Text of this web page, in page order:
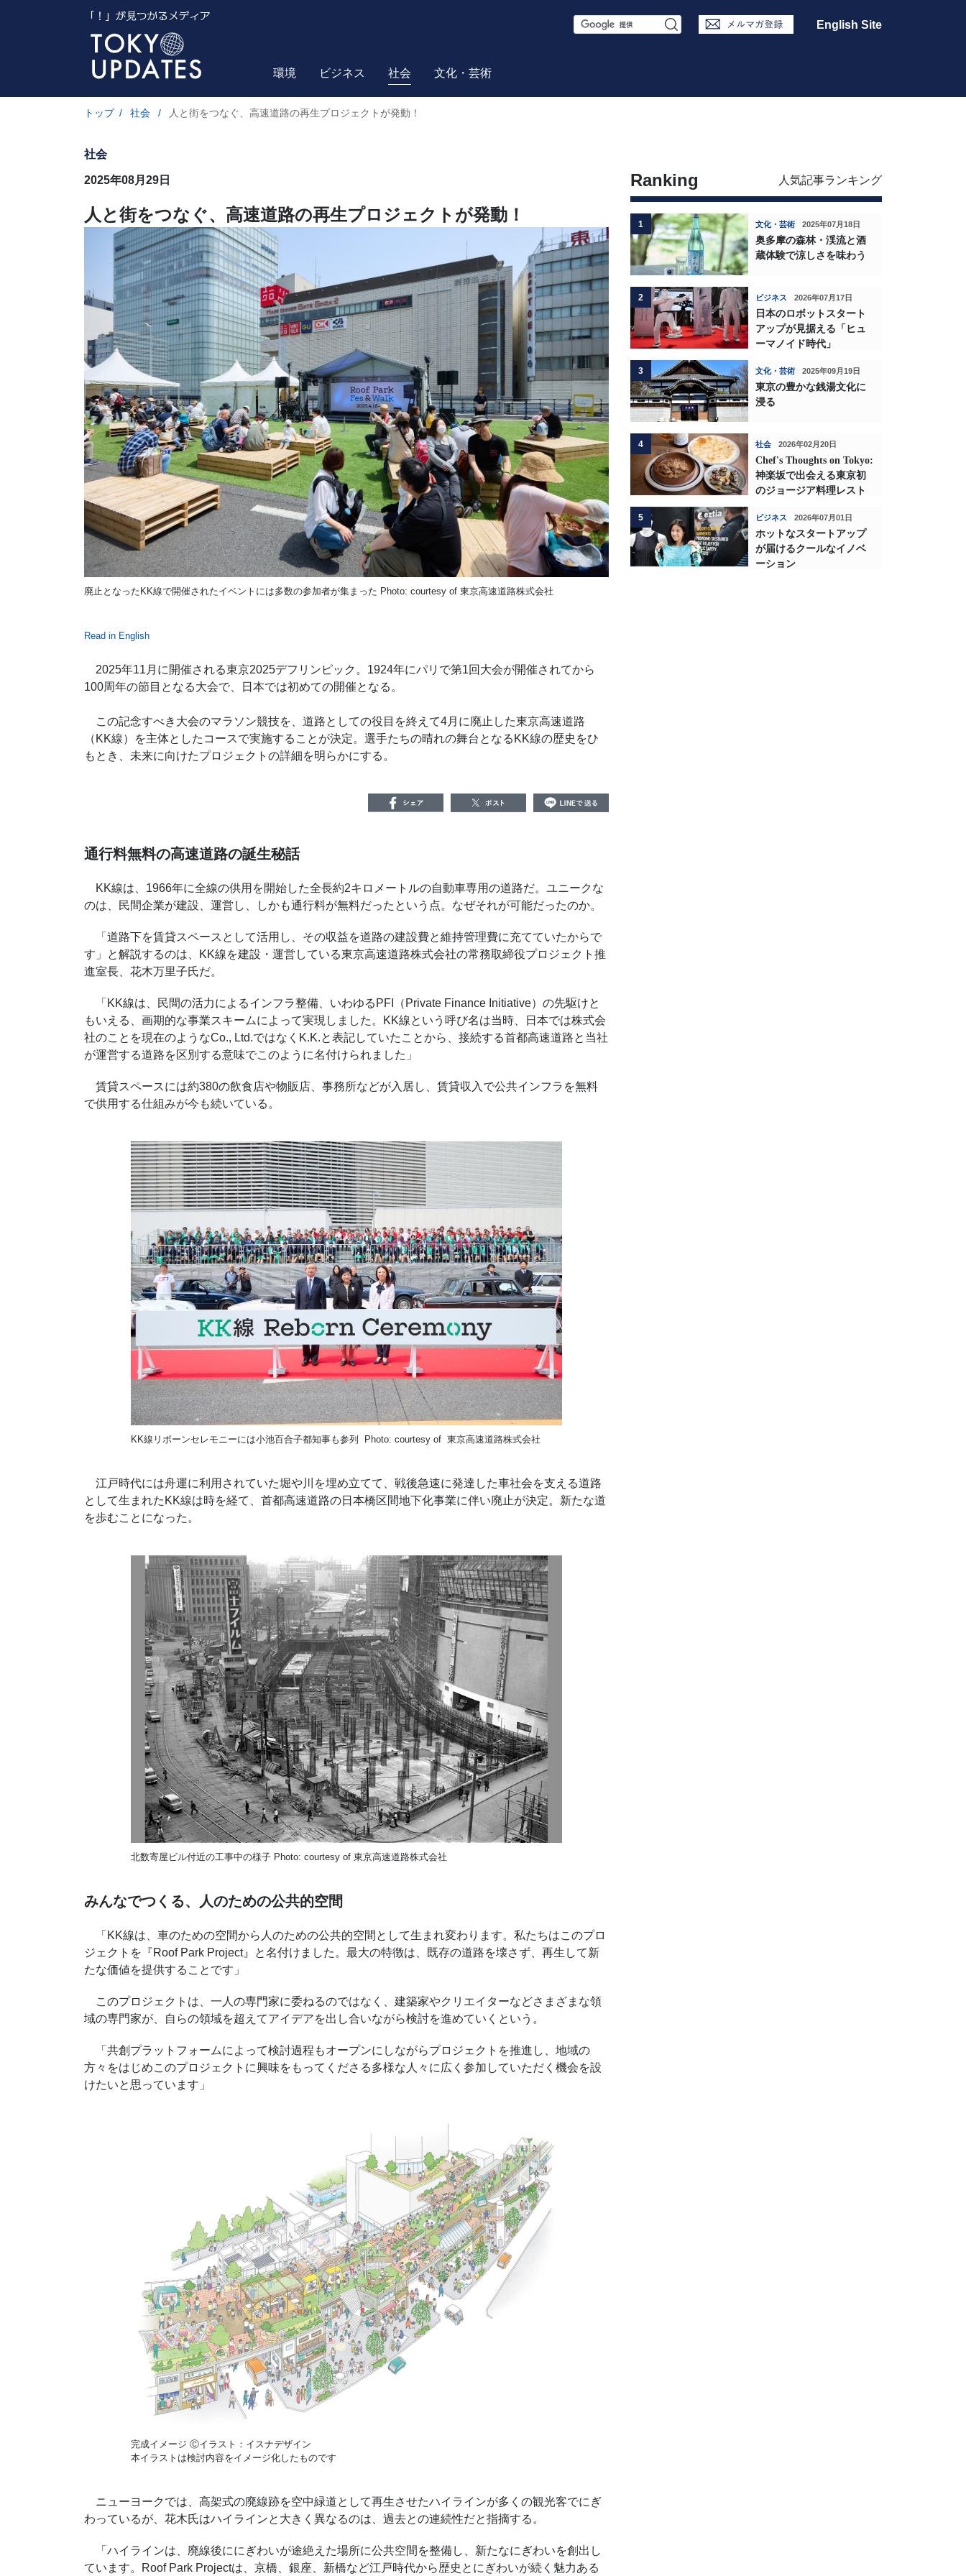
S
r
English Site
環境 ビジネス 社会 文化・芸術
トップ / 社会 / 人と街をつなぐ、高速道路の再生プロジェクトが発動！
社会
2025年08月29日
人と街をつなぐ、高速道路の再生プロジェクトが発動！
廃止となったKK線で開催されたイベントには多数の参加者が集まった Photo: courtesy of 東京高速道路株式会社
Read in English
2025年11月に開催される東京2025デフリンピック。1924年にパリで第1回大会が開催されてから
100周年の節目となる大会で、日本では初めての開催となる。
この記念すべき大会のマラソン競技を、道路としての役目を終えて4月に廃止した東京高速道路
（KK線）を主体としたコースで実施することが決定。選手たちの晴れの舞台となるKK線の歴史をひ
もとき、未来に向けたプロジェクトの詳細を明らかにする。
通行料無料の高速道路の誕生秘話
KK線は、1966年に全線の供用を開始した全長約2キロメートルの自動車専用の道路だ。ユニークな
のは、民間企業が建設、運営し、しかも通行料が無料だったという点。なぜそれが可能だったのか。
「道路下を賃貸スペースとして活用し、その収益を道路の建設費と維持管理費に充てていたからで
す」と解説するのは、KK線を建設・運営している東京高速道路株式会社の常務取締役プロジェクト推
進室長、花木万里子氏だ。
「KK線は、民間の活力によるインフラ整備、いわゆるPFI（Private Finance Initiative）の先駆けと
もいえる、画期的な事業スキームによって実現しました。KK線という呼び名は当時、日本では株式会
社のことを現在のようなCo., Ltd.ではなくK.K.と表記していたことから、接続する首都高速道路と当社
が運営する道路を区別する意味でこのように名付けられました」
賃貸スペースには約380の飲食店や物販店、事務所などが入居し、賃貸収入で公共インフラを無料
で供用する仕組みが今も続いている。
KK線リボーンセレモニーには小池百合子都知事も参列 Photo: courtesy of 東京高速道路株式会社
江戸時代には舟運に利用されていた堀や川を埋め立てて、戦後急速に発達した車社会を支える道路
として生まれたKK線は時を経て、首都高速道路の日本橋区間地下化事業に伴い廃止が決定。新たな道
を歩むことになった。
北数寄屋ビル付近の工事中の様子 Photo: courtesy of 東京高速道路株式会社
みんなでつくる、人のための公共的空間
「KK線は、車のための空間から人のための公共的空間として生まれ変わります。私たちはこのプロ
ジェクトを『Roof Park Project』と名付けました。最大の特徴は、既存の道路を壊さず、再生して新
たな価値を提供することです」
このプロジェクトは、一人の専門家に委ねるのではなく、建築家やクリエイターなどさまざまな領
域の専門家が、自らの領域を超えてアイデアを出し合いながら検討を進めていくという。
「共創プラットフォームによって検討過程もオープンにしながらプロジェクトを推進し、地域の
方々をはじめこのプロジェクトに興味をもってくださる多様な人々に広く参加していただく機会を設
けたいと思っています」
完成イメージ Ⓒイラスト：イスナデザイン
本イラストは検討内容をイメージ化したものです
ニューヨークでは、高架式の廃線跡を空中緑道として再生させたハイラインが多くの観光客でにぎ
わっているが、花木氏はハイラインと大きく異なるのは、過去との連続性だと指摘する。
「ハイラインは、廃線後ににぎわいが途絶えた場所に公共空間を整備し、新たなにぎわいを創出し
ています。Roof Park Projectは、京橋、銀座、新橋など江戸時代から歴史とにぎわいが続く魅力ある
Ranking 人気記事ランキング
1 文化・芸術 2025年07月18日
奥多摩の森林・渓流と酒
蔵体験で涼しさを味わう
2 ビジネス 2026年07月17日
日本のロボットスタート
アップが見据える「ヒュ
ーマノイド時代」
3 文化・芸術 2025年09月19日
東京の豊かな銭湯文化に
浸る
4 社会 2026年02月20日
Chef's Thoughts on Tokyo:
神楽坂で出会える東京初
のジョージア料理レスト
5 ビジネス 2026年07月01日
ホットなスタートアップ
が届けるクールなイノベ
ーション